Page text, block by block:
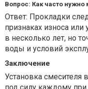
Вопрос: Как часто нужно
Ответ: Прокладки
признаках износа или
в несколько лет, но
воды и условий
Заключение
Установка смесителя